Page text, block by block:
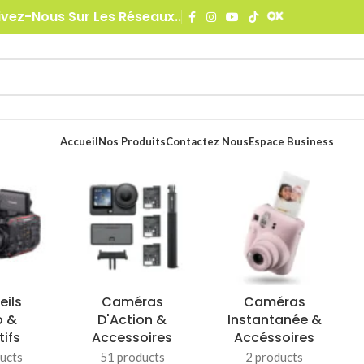
Nous Sur Les Réseaux..
AccueilNos ProduitsContactez NousEspace Business
&
Informatique &
Mobilité
417 products
Pro Audio
97 products